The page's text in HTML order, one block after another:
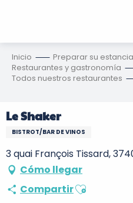
Inicio
Preparar su estancia
Restaurantes y gastronomía
Todos nuestros restaurantes
Le Shaker
BISTROT/BAR DE VINOS
3 quai François Tissard,
Cómo llegar
CompartirAjouter aux